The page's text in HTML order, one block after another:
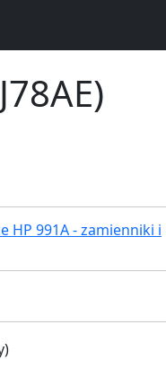
HP 991A - zamienniki i